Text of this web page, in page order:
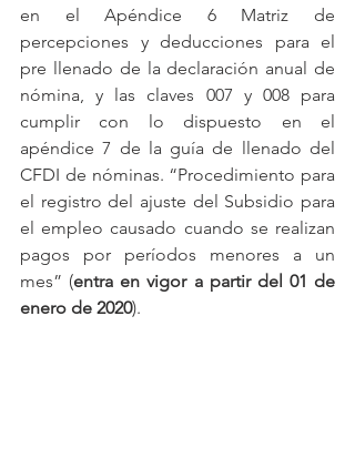
en el Apéndice 6 Matriz de
percepciones y deducciones para el
pre llenado de la declaración anual de
nómina, y las claves 007 y 008 para
cumplir con lo dispuesto en el
apéndice 7 de la guía de llenado del
CFDI de nóminas. “Procedimiento para
el registro del ajuste del Subsidio para
el empleo causado cuando se realizan
pagos por períodos menores a un
mes” (entra en vigor a partir del 01 de
enero de 2020).